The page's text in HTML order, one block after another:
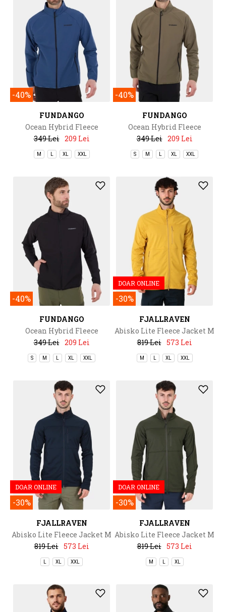
-40%
FUNDANGO
Ocean Hybrid Fleece
349 Lei 209 Lei
M XL XXL
-40%
FUNDANGO
Ocean Hybrid Fleece
349 Lei 209 Lei
S M XL XXL
-40%
FUNDANGO
Ocean Hybrid Fleece
349 Lei 209 Lei
S M XL XXL
DOAR ONLINE
-30%
FJALLRAVEN
Abisko Lite Fleece Jacket M
819 Lei 573 Lei
M XL XXL
DOAR ONLINE
-30%
FJALLRAVEN
Abisko Lite Fleece Jacket M
819 Lei 573 Lei
XL XXL
DOAR ONLINE
-30%
FJALLRAVEN
Abisko Lite Fleece Jacket M
819 Lei 573 Lei
M XL